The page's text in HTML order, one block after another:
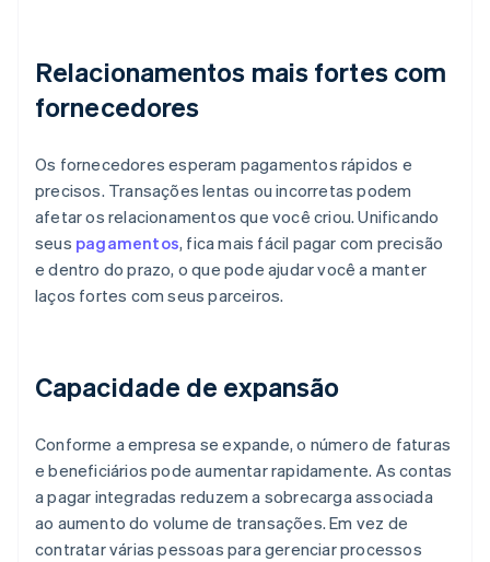
Relacionamentos mais fortes com
fornecedores
Os fornecedores esperam pagamentos rápidos e
precisos. Transações lentas ou incorretas podem
afetar os relacionamentos que você criou. Unificando
seus pagamentos, fica mais fácil pagar com precisão
e dentro do prazo, o que pode ajudar você a manter
laços fortes com seus parceiros.
Capacidade de expansão
Conforme a empresa se expande, o número de faturas
e beneficiários pode aumentar rapidamente. As contas
a pagar integradas reduzem a sobrecarga associada
ao aumento do volume de transações. Em vez de
contratar várias pessoas para gerenciar processos